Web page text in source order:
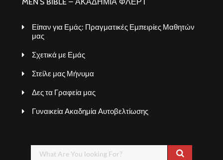
Είπαν για Εμάς: Πραγματικές Εμπειρίες Μαθητών
μας
Σχετικά με Εμάς
Στείλε μας Μήνυμα
Δες τα Γραφεία μας
Γυναικεία Ακαδημία Αυτοβελτίωσης